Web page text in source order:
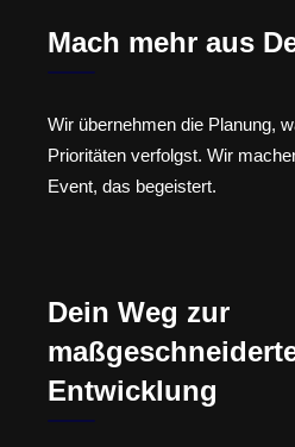
Mach mehr aus
Wir übernehmen die Planung,
Prioritäten verfolgst. Wir
Event, das begeistert.
Dein Weg zur
Entwicklung